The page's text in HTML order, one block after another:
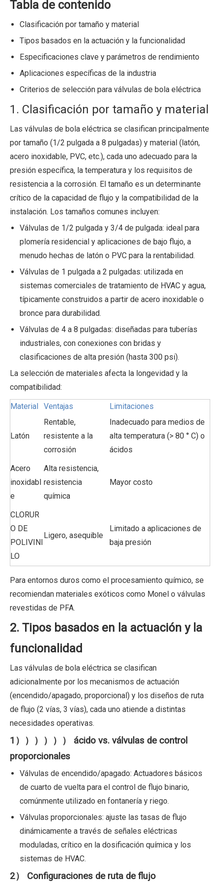
Tabla de contenido
Clasificación por tamaño y material
Tipos basados ​​en la actuación y la funcionalidad
Especificaciones clave y parámetros de rendimiento
Aplicaciones específicas de la industria
Criterios de selección para válvulas de bola eléctrica
1. Clasificación por tamaño y material
Las válvulas de bola eléctrica se clasifican principalmente
por tamaño (1/2 pulgada a 8 pulgadas) y material (latón,
acero inoxidable, PVC, etc.), cada uno adecuado para la
presión específica, la temperatura y los requisitos de
resistencia a la corrosión. El tamaño es un determinante
crítico de la capacidad de flujo y la compatibilidad de la
instalación. Los tamaños comunes incluyen:
Válvulas de 1/2 pulgada y 3/4 de pulgada: ideal para
plomería residencial y aplicaciones de bajo flujo, a
menudo hechas de latón o PVC para la rentabilidad.
Válvulas de 1 pulgada a 2 pulgadas: utilizada en
sistemas comerciales de tratamiento de HVAC y agua,
típicamente construidos a partir de acero inoxidable o
bronce para durabilidad.
Válvulas de 4 a 8 pulgadas: diseñadas para tuberías
industriales, con conexiones con bridas y
clasificaciones de alta presión (hasta 300 psi).
La selección de materiales afecta la longevidad y la
compatibilidad:
Material Ventajas Limitaciones
Latón
Rentable,
resistente a la
corrosión
Inadecuado para medios de
alta temperatura (> 80 ° C) o
ácidos
Acero
inoxidabl
e
Alta resistencia,
resistencia
química
Mayor costo
CLORUR
O DE
POLIVINI
LO
Ligero, asequible
Limitado a aplicaciones de
baja presión
Para entornos duros como el procesamiento químico, se
recomiendan materiales exóticos como Monel o válvulas
revestidas de PFA.
2. Tipos basados ​​en la actuación y la
funcionalidad
Las válvulas de bola eléctrica se clasifican
adicionalmente por los mecanismos de actuación
(encendido/apagado, proporcional) y los diseños de ruta
de flujo (2 vías, 3 vías), cada uno atiende a distintas
necesidades operativas.
1）））））） ácido vs. válvulas de control
proporcionales
Válvulas de encendido/apagado: Actuadores básicos
de cuarto de vuelta para el control de flujo binario,
comúnmente utilizado en fontanería y riego.
Válvulas proporcionales: ajuste las tasas de flujo
dinámicamente a través de señales eléctricas
moduladas, crítico en la dosificación química y los
sistemas de HVAC.
2） Configuraciones de ruta de flujo